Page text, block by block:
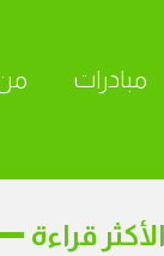
مبادرات
الأكثر قراءة